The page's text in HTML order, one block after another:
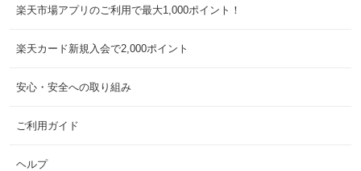
楽天市場アプリのご利用で最大1,000ポイント！
楽天カード新規入会で2,000ポイント
安心・安全への取り組み
ご利用ガイド
ヘルプ